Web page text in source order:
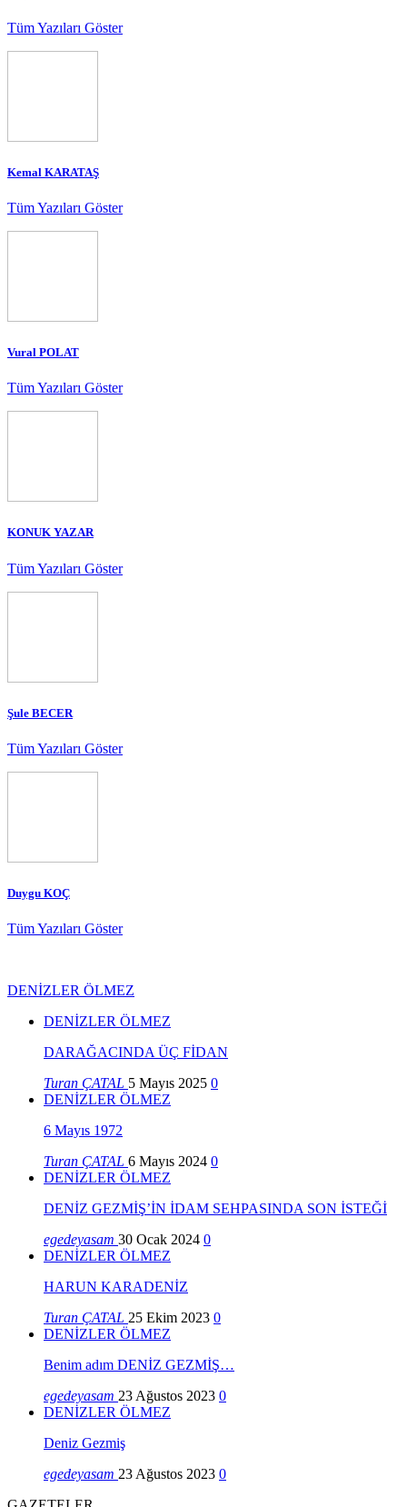
Tüm Yazıları Göster
Kemal KARATAŞ
Tüm Yazıları Göster
Vural POLAT
Tüm Yazıları Göster
KONUK YAZAR
Tüm Yazıları Göster
Şule BECER
Tüm Yazıları Göster
Duygu KOÇ
Tüm Yazıları Göster
DENİZLER ÖLMEZ
DENİZLER ÖLMEZ
DARAĞACINDA ÜÇ FİDAN
Turan ÇATAL 5 Mayıs 2025 0
DENİZLER ÖLMEZ
6 Mayıs 1972
Turan ÇATAL 6 Mayıs 2024 0
DENİZLER ÖLMEZ
DENİZ GEZMİŞ’İN İDAM SEHPASINDA SON İSTEĞİ
egedeyasam 30 Ocak 2024 0
DENİZLER ÖLMEZ
HARUN KARADENİZ
Turan ÇATAL 25 Ekim 2023 0
DENİZLER ÖLMEZ
Benim adım DENİZ GEZMİŞ…
egedeyasam 23 Ağustos 2023 0
DENİZLER ÖLMEZ
Deniz Gezmiş
egedeyasam 23 Ağustos 2023 0